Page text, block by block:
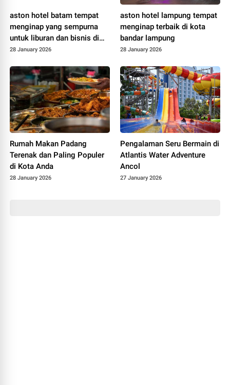
aston hotel batam tempat
menginap yang sempurna
untuk liburan dan bisnis di
batam
28 January 2026
aston hotel lampung tempat
menginap terbaik di kota
bandar lampung
28 January 2026
Rumah Makan Padang
Terenak dan Paling Populer
di Kota Anda
28 January 2026
Pengalaman Seru Bermain di
Atlantis Water Adventure
Ancol
27 January 2026